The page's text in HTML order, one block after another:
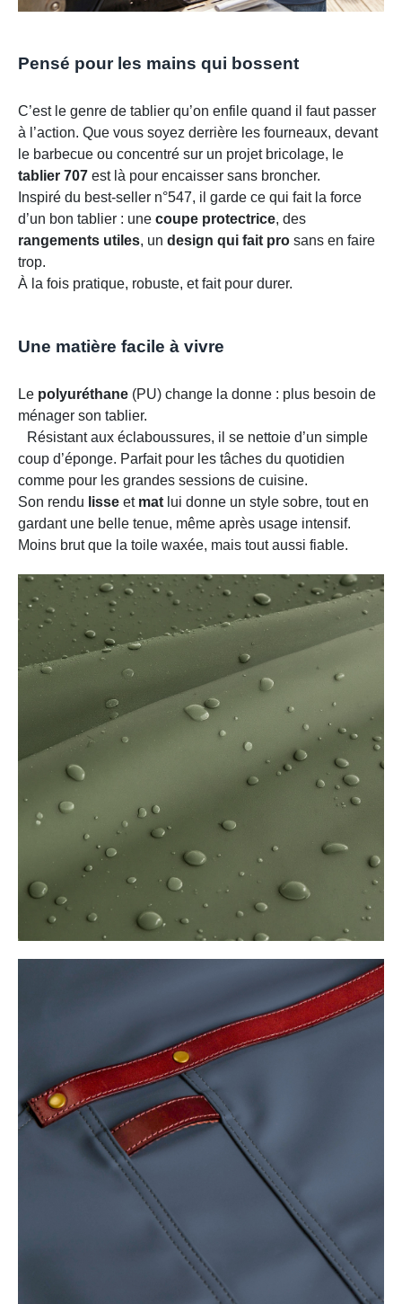
Pensé pour les mains qui bossent
C’est le genre de tablier qu’on enfile quand il faut passer
à l’action. Que vous soyez derrière les fourneaux, devant
le barbecue ou concentré sur un projet bricolage, le
tablier 707 est là pour encaisser sans broncher.
Inspiré du best-seller n°547, il garde ce qui fait la force
d’un bon tablier : une coupe protectrice, des
rangements utiles, un design qui fait pro sans en faire
trop.
À la fois pratique, robuste, et fait pour durer.
Une matière facile à vivre
Le polyuréthane (PU) change la donne : plus besoin de
ménager son tablier.
Résistant aux éclaboussures, il se nettoie d’un simple
coup d’éponge. Parfait pour les tâches du quotidien
comme pour les grandes sessions de cuisine.
Son rendu lisse et mat lui donne un style sobre, tout en
gardant une belle tenue, même après usage intensif.
Moins brut que la toile waxée, mais tout aussi fiable.